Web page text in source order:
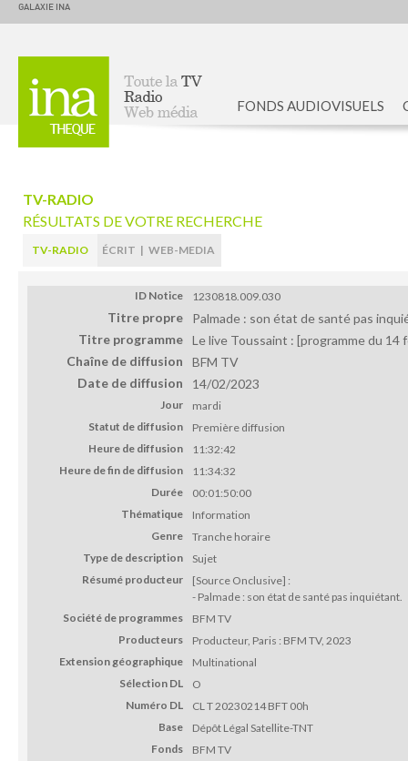
GALAXIE INA
FONDS AUDIOVISUELS
TV-RADIO
RÉSULTATS DE VOTRE RECHERCHE
TV-RADIO ÉCRIT | WEB-MEDIA
ID Notice 1230818.009.030
Titre propre
Palmade : son état de santé pas
Titre programme Le live Toussaint : [programme du 14
Chaîne de diffusion
BFM TV
Date de diffusion
14/02/2023
Jour
mardi
Statut de diffusion
Première diffusion
Heure de diffusion
11:32:42
Heure de fin de diffusion
11:34:32
Durée
00:01:50:00
Thématique
Information
Genre
Tranche horaire
Type de description
Sujet
Résumé producteur
[Source Onclusive] :
- Palmade : son état de santé pas inquiétant.
Société de programmes
BFM TV
Producteurs
Producteur, Paris : BFM TV, 2023
Extension géographique
Multinational
Sélection DL
O
Numéro DL
CL T 20230214 BFT 00h
Base
Dépôt Légal Satellite-TNT
Fonds
BFM TV